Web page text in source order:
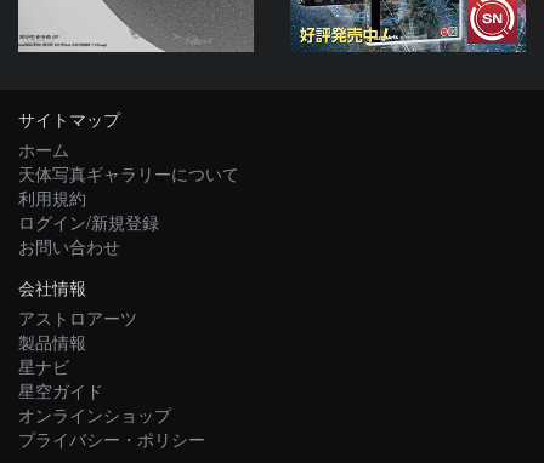
ta-o
サイトマップ
ホーム
天体写真ギャラリーについて
利用規約
ログイン/新規登録
お問い合わせ
会社情報
アストロアーツ
製品情報
星ナビ
星空ガイド
オンラインショップ
プライバシー・ポリシー